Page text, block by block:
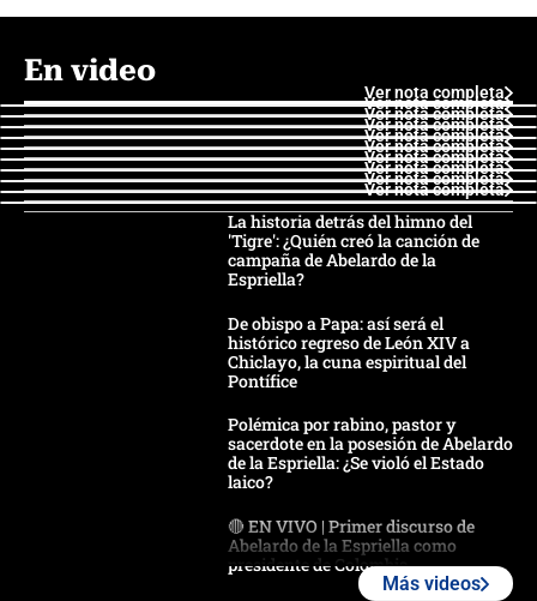
En video
Ver nota completa
Ver nota completa
Ver nota completa
Ver nota completa
Ver nota completa
Ver nota completa
Ver nota completa
Ver nota completa
Ver nota completa
Ver nota completa
La historia detrás del himno del
'Tigre': ¿Quién creó la canción de
campaña de Abelardo de la
Espriella?
De obispo a Papa: así será el
histórico regreso de León XIV a
Chiclayo, la cuna espiritual del
Pontífice
Polémica por rabino, pastor y
sacerdote en la posesión de Abelardo
de la Espriella: ¿Se violó el Estado
laico?
🔴 EN VIVO | Primer discurso de
Abelardo de la Espriella como
presidente de Colombia
Más videos